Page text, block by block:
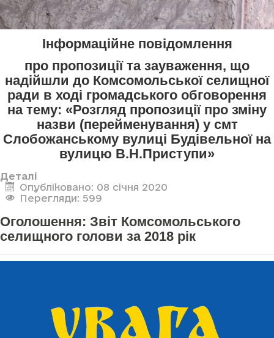
Інформаційне повідомлення
про пропозиції та зауваження, що
надійшли до Комсомольської селищної
ради в ході громадського обговорення
на тему: «Розгляд пропозиції про зміну
назви (перейменування) у смт
Слобожанському вулиці Будівельної на
вулицю В.Н.Приступи»
Деталі
Опубліковано: 08 січня 2020
Перегляди: 599
Оголошення: Звіт Комсомольського
селищного голови за 2018 рік